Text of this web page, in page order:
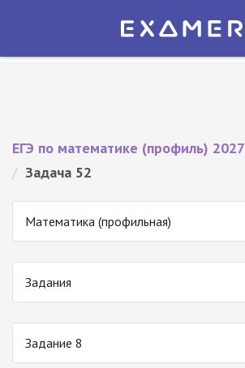
Экзамер — ЕГЭ 2027
ЕГЭ по математике (профиль) 2027
/ Задача 52
Математика (профильная)
Задания
Задание 8